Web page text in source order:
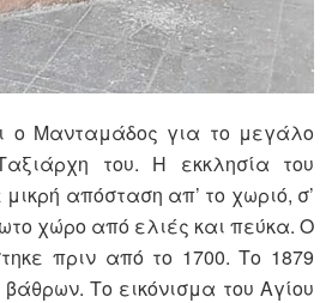
ο Μανταμάδος για το μεγάλο
του. Η εκκλησία του
απόσταση απ’ το χωριό, σ’
χώρο από ελιές και πεύκα. Ο
πριν από το 1700. Το 1879
Το εικόνισμα του Αγίου